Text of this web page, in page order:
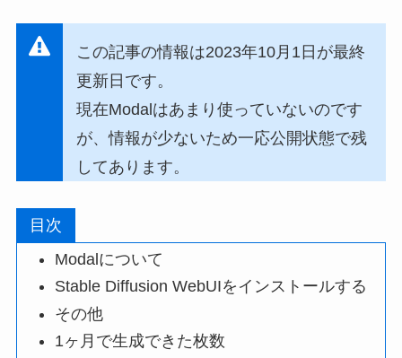
この記事の情報は2023年10月1日が最終
更新日です。
現在Modalはあまり使っていないのです
が、情報が少ないため一応公開状態で残
してあります。
目次
Modalについて
Stable Diffusion WebUIをインストールする
その他
1ヶ月で生成できた枚数